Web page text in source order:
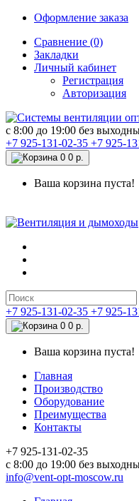
Оформление заказа
Сравнение (0)
Закладки
Личный кабинет
Регистрация
Авторизация
c 8:00 до 19:00 без
+7 925-131-02-35 +7 925-
0 0 р.
Ваша корзина пуста!
+7 925-131-02-35 +7 925-
0 0 р.
Ваша корзина пуста!
Главная
Производство
Оборудование
Преимущества
Контакты
+7 925-131-02-35
c 8:00 до 19:00 без
info@vent-opt-moscow.ru